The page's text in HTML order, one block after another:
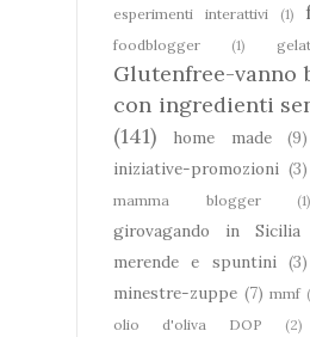
esperimenti interattivi (1)
foodblogger (1)
Glutenfree-vanno
con ingredienti
(141)
home made (9)
iniziative-promozioni (3)
mamma blogger (1)
girovagando in Sicilia
merende e spuntini (3)
minestre-zuppe (7) mmf
olio d'oliva DOP (2)